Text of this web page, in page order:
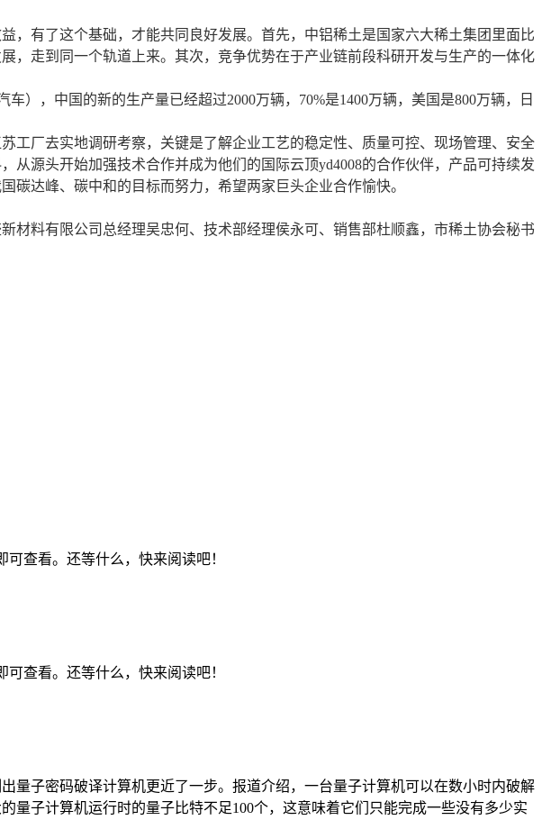
，有了这个基础，才能共同良好发展。首先，中铝稀土是国家六大稀土集团里面比
，走到同一个轨道上来。其次，竞争优势在于产业链前段科研开发与生产的一体化
），中国的新的生产量已经超过2000万辆，70%是1400万辆，美国是800万辆，日
工厂去实地调研考察，关键是了解企业工艺的稳定性、质量可控、现场管理、安全
源头开始加强技术合作并成为他们的国际云顶yd4008的合作伙伴，产品可持续发
达峰、碳中和的目标而努力，希望两家巨头企业合作愉快。
材料有限公司总经理吴忠何、技术部经理侯永可、销售部杜顺鑫，市稀土协会秘书
查看。还等什么，快来阅读吧！
查看。还等什么，快来阅读吧！
量子密码破译计算机更近了一步。报道介绍，一台量子计算机可以在数小时内破解
子计算机运行时的量子比特不足100个，这意味着它们只能完成一些没有多少实